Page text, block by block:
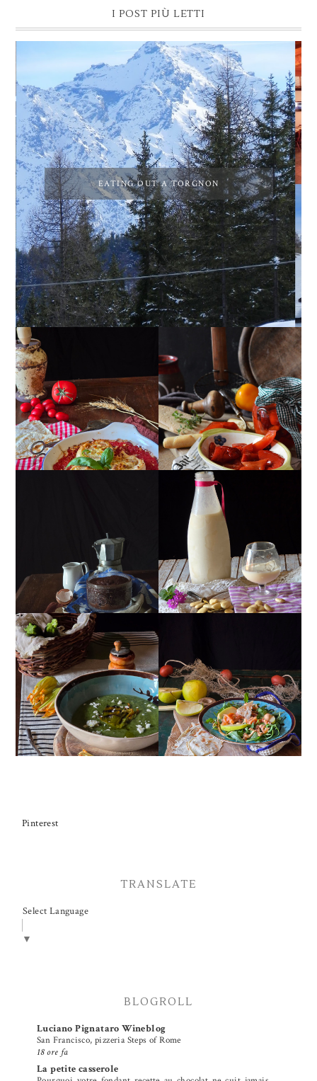
I POST PIÙ LETTI
EATING OUT A TORGNON
GIRANDOLE DI
RICOTTA
PEPERONI ALLA
PIEMONTESE
MUG CAKE AL
CIOCCOLATO
MANDORLITO
CREMA ESTIVA DI
ZUCCHINE CON FIORI E
FETA
INSALATA DI SALMONE
AFFUMICATO, MELE,
NOCI, RUCOLA
Pinterest
TRANSLATE
Select Language
▼
BLOGROLL
Luciano Pignataro Wineblog
San Francisco, pizzeria Steps of Rome
18 ore fa
La petite casserole